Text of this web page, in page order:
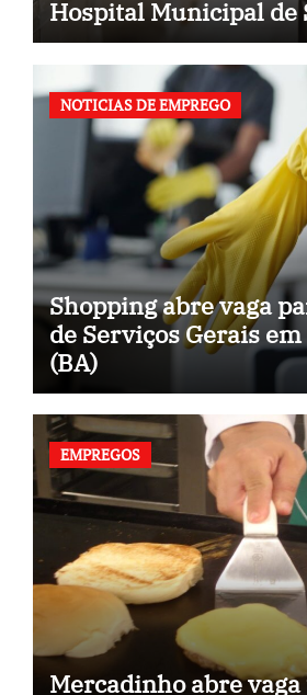
Hospital Municipal de
(BA)
NOTICIAS DE EMPREGO
Shopping abre vaga
de Serviços Gerais
(BA)
EMPREGOS
Mercadinho abre vaga